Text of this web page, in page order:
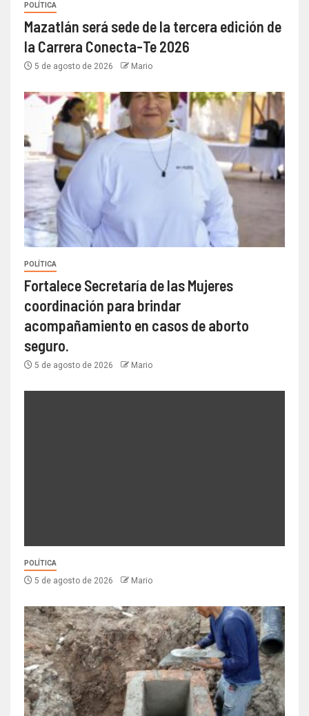
POLÍTICA
Mazatlán será sede de la tercera edición de
la Carrera Conecta-Te 2026
5 de agosto de 2026 Mario
POLÍTICA
Fortalece Secretaría de las Mujeres
coordinación para brindar
acompañamiento en casos de aborto
seguro.
5 de agosto de 2026 Mario
POLÍTICA
5 de agosto de 2026 Mario